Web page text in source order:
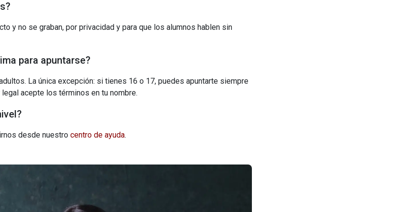
y no se graban, por privacidad y para que los alumnos hablen sin
para apuntarse?
La única excepción: si tienes 16 o 17, puedes apuntarte siempre
acepte los términos en tu nombre.
desde nuestro centro de ayuda.